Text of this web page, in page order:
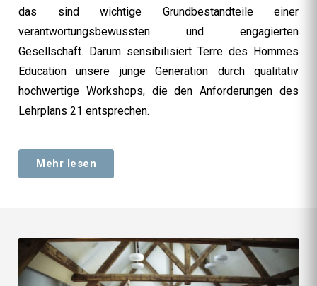
das sind wichtige Grundbestandteile einer
verantwortungsbewussten und engagierten
Gesellschaft. Darum sensibilisiert Terre des Hommes
Education unsere junge Generation durch qualitativ
hochwertige Workshops, die den Anforderungen des
Lehrplans 21 entsprechen.
Mehr lesen